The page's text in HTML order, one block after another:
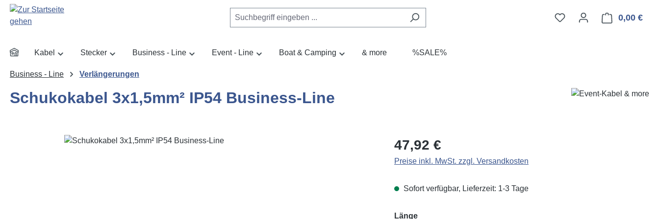
Hauptinhalt springen
Zur Suche springen
Zur Hauptnavigation springen
0,00 €
Kabel Stecker Business - Line Event - Line Boat & Camping & more %SALE%
Business - Line Verlängerungen
Schukokabel 3x1,5mm² IP54 Business-Line
Bildergalerie überspringen Regulärer Preis:
47,92 €
Preise inkl. MwSt. zzgl. Versandkosten
Sofort verfügbar, Lieferzeit: 1-3 Tage
Längeauswählen